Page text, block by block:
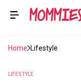
Home Lifestyle
LIFESTYLE